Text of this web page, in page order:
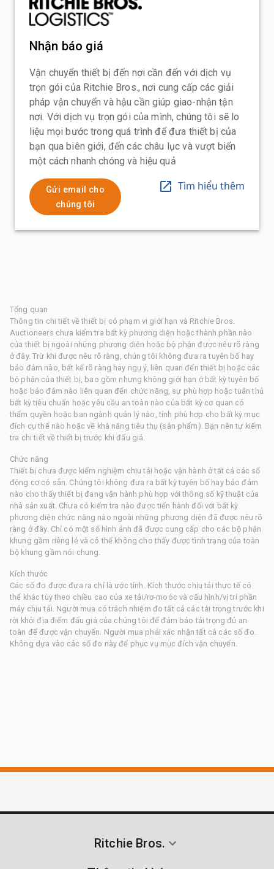
Nhận báo giá
Vận chuyển thiết bị đến nơi cần đến với dịch vụ
trọn gói của Ritchie Bros., nơi cung cấp các giải
pháp vận chuyển và hậu cần giúp giao-nhận tận
nơi. Với dịch vụ trọn gói của mình, chúng tôi sẽ lo
liệu mọi bước trong quá trình để đưa thiết bị của
bạn qua biên giới, đến các châu lục và vượt biển
một cách nhanh chóng và hiệu quả
Gửi email cho
chúng tôi
Tìm hiểu thêm
Tổng quan
Thông tin chi tiết về thiết bị có phạm vi giới hạn và Ritchie Bros.
Auctioneers chưa kiểm tra bất kỳ phương diện hoặc thành phần nào
của thiết bị ngoài những phương diện hoặc bộ phận được nêu rõ ràng
ở đây. Trừ khi được nêu rõ ràng, chúng tôi không đưa ra tuyên bố hay
bảo đảm nào, bất kể rõ ràng hay ngụ ý, liên quan đến thiết bị hoặc các
bộ phận của thiết bị, bao gồm nhưng không giới hạn ở bất kỳ tuyên bố
hoặc bảo đảm nào liên quan đến chức năng, sự phù hợp hoặc tuân thủ
bất kỳ tiêu chuẩn hoặc yêu cầu an toàn nào của bất kỳ cơ quan có
thẩm quyền hoặc ban ngành quản lý nào, tính phù hợp cho bất kỳ mục
đích cụ thể nào hoặc về khả năng tiêu thụ (sản phẩm). Bạn nên tự kiểm
tra chi tiết về thiết bị trước khi đấu giá.
Chức năng
Thiết bị chưa được kiểm nghiệm chịu tải hoặc vận hành ở tất cả các số
động cơ có sẵn. Chúng tôi không đưa ra bất kỳ tuyên bố hay bảo đảm
nào cho thấy thiết bị đang vận hành phù hợp với thông số kỹ thuật của
nhà sản xuất. Chưa có kiểm tra nào được tiến hành đối với bất kỳ
phương diện chức năng nào ngoài những phương diện đã được nêu rõ
ràng ở đây. Chỉ có một số hình ảnh đã được cung cấp cho các bộ phận
khung gầm riêng lẻ và có thể không cho thấy được tình trạng của toàn
bộ khung gầm nói chung.
Kích thước
Các số đo được đưa ra chỉ là ước tính. Kích thước chịu tải thực tế có
thể khác tùy theo chiều cao của xe tải/rơ-moóc và cấu hình/vị trí phần
máy chịu tải. Người mua có trách nhiệm đo tất cả các tải trọng trước khi
rời khỏi địa điểm đấu giá của chúng tôi để đảm bảo tải trọng đủ an
toàn để được vận chuyển. Người mua phải xác nhận tất cả các số đo.
Không dựa vào các số đo này để phục vụ mục đích vận chuyển.
Ritchie Bros.